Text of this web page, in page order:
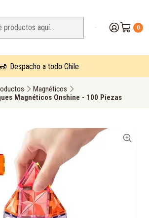
0
Despacho a todo Chile
Magnéticos
Magnéticos Onshine - 100 Piezas